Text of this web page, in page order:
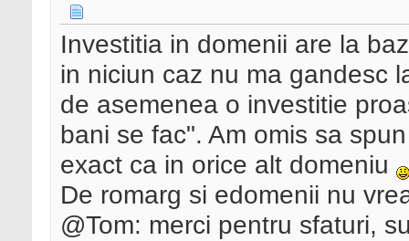
Investitia in domenii are la
in niciun caz nu ma gandesc
de asemenea o investitie
bani se fac". Am omis sa
exact ca in orice alt domeniu
De romarg si edomenii nu
@Tom: merci pentru sfaturi,